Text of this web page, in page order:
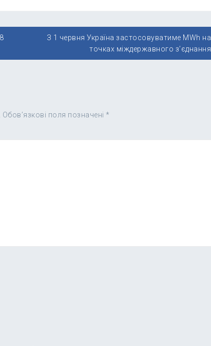
З 1 червня Україна застосовуватиме MWh на
точках міждержавного з’єднання
Обов’язкові поля позначені *